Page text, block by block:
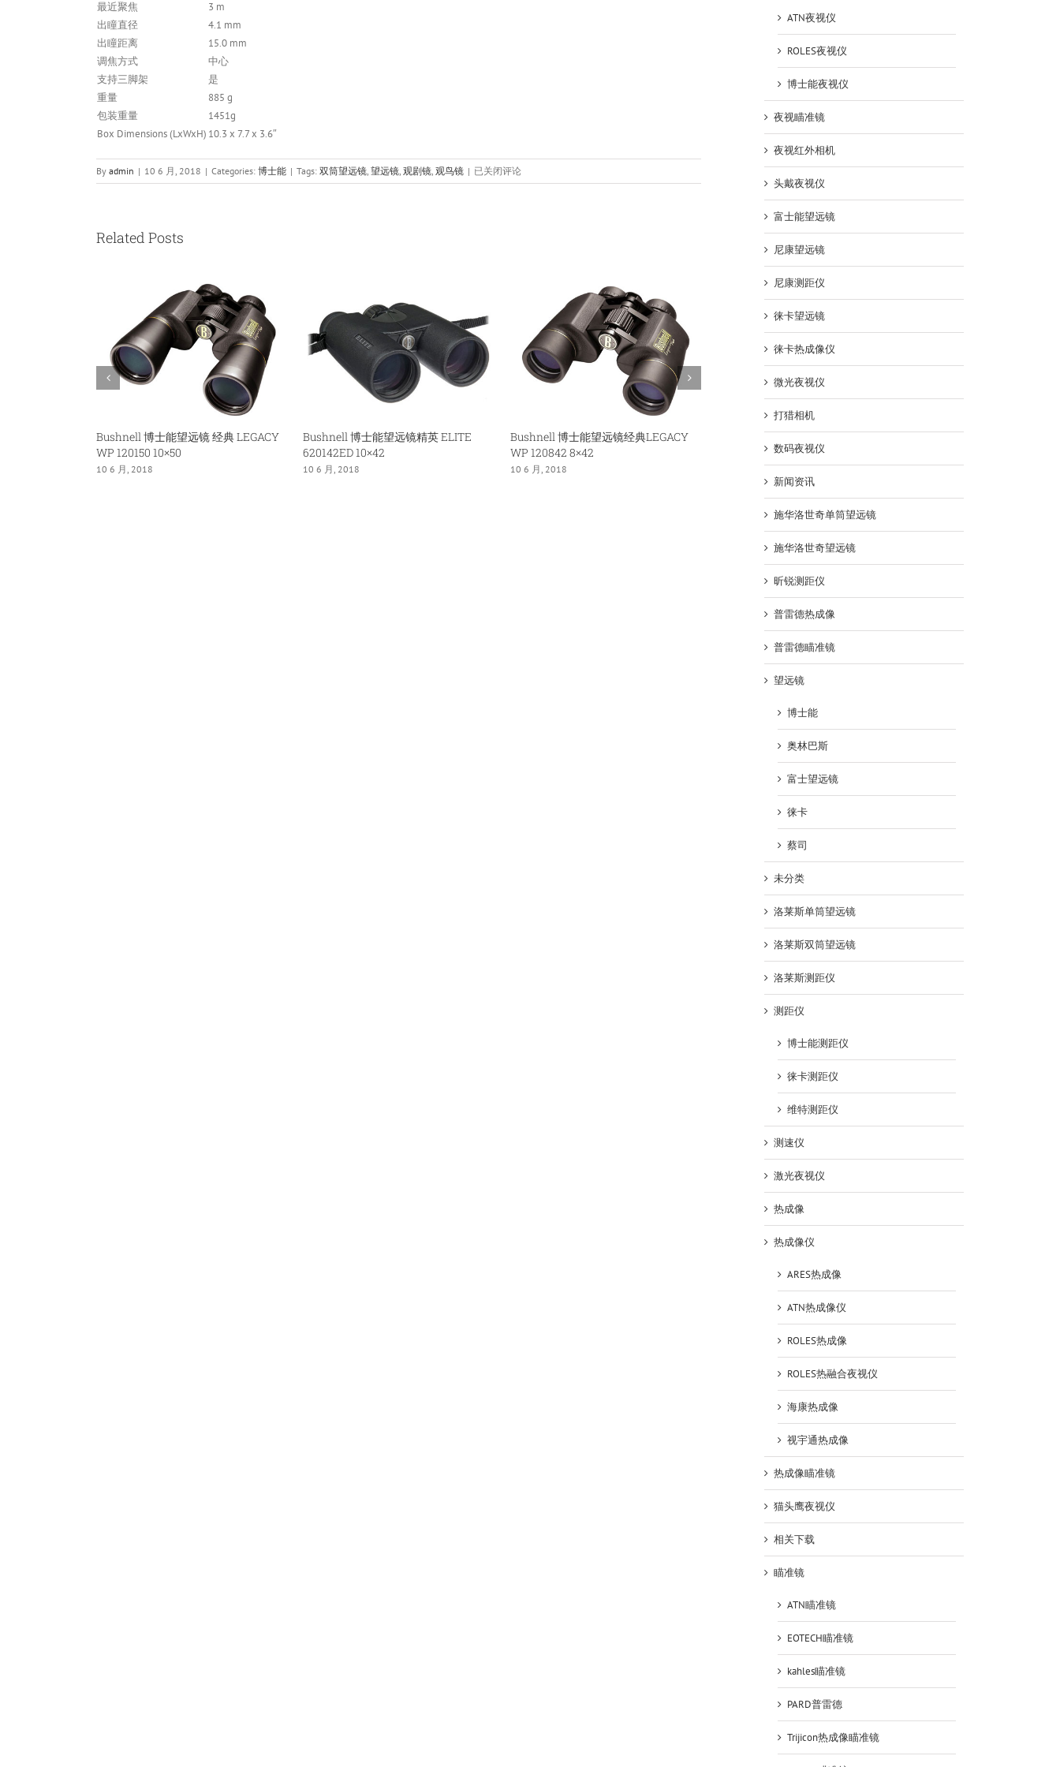
最近聚焦
3 m
出瞳直径
4.1 mm
出瞳距离
15.0 mm
调焦方式
中心
支持三脚架
是
重量
885 g
包装重量
1451g
Box Dimensions (LxWxH) 10.3 x 7.7 x 3.6″
By admin | 10 6 月, 2018 | Categories: 博士能 | Tags: 双筒望远镜, 望远镜, 观剧镜, 观鸟镜 | 美
国
款
高
倍
望
已关闭评论
Related Posts
Bushnell 博士能望远镜 经典 LEGACY
WP 120150 10×50
10 6 月, 2018
Bushnell 博士能望远镜精英 ELITE
620142ED 10×42
10 6 月, 2018
Bushnell 博士能望远镜经典LEGACY
WP 120842 8×42
10 6 月, 2018
Bushnell 博士能望远镜 精英 ELITE
628042ED 8×42
10 6 月, 2018
Bushnell 博士能望远镜 精
10 6 月, 2018
ATN夜视仪
ROLES夜视仪
博士能夜视仪
夜视瞄准镜
夜视红外相机
头戴夜视仪
富士能望远镜
尼康望远镜
尼康测距仪
徕卡望远镜
徕卡热成像仪
微光夜视仪
打猎相机
数码夜视仪
新闻资讯
施华洛世奇单筒望远镜
施华洛世奇望远镜
昕锐测距仪
普雷德热成像
普雷德瞄准镜
望远镜
博士能
奥林巴斯
富士望远镜
徕卡
蔡司
未分类
洛莱斯单筒望远镜
洛莱斯双筒望远镜
洛莱斯测距仪
测距仪
博士能测距仪
徕卡测距仪
维特测距仪
测速仪
激光夜视仪
热成像
热成像仪
ARES热成像
ATN热成像仪
ROLES热成像
ROLES热融合夜视仪
海康热成像
视宇通热成像
热成像瞄准镜
猫头鹰夜视仪
相关下载
瞄准镜
ATN瞄准镜
EOTECH瞄准镜
kahles瞄准镜
PARD普雷德
Trijicon热成像瞄准镜